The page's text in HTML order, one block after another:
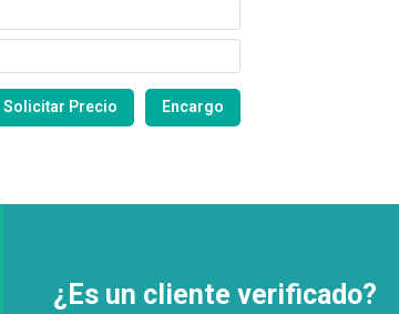
¿Es un cliente verificado?